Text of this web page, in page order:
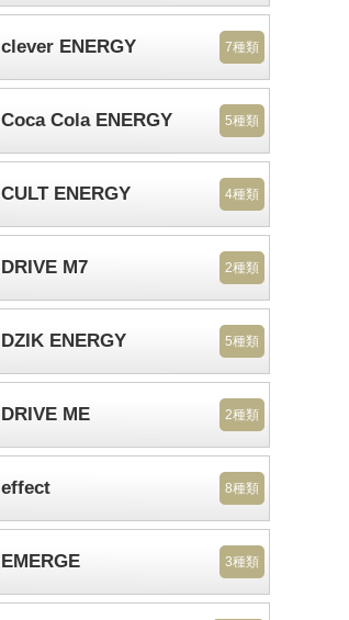
clever ENERGY 7種類
Coca Cola ENERGY 5種類
CULT ENERGY 4種類
DRIVE M7 2種類
DZIK ENERGY 5種類
DRIVE ME 2種類
effect 8種類
EMERGE 3種類